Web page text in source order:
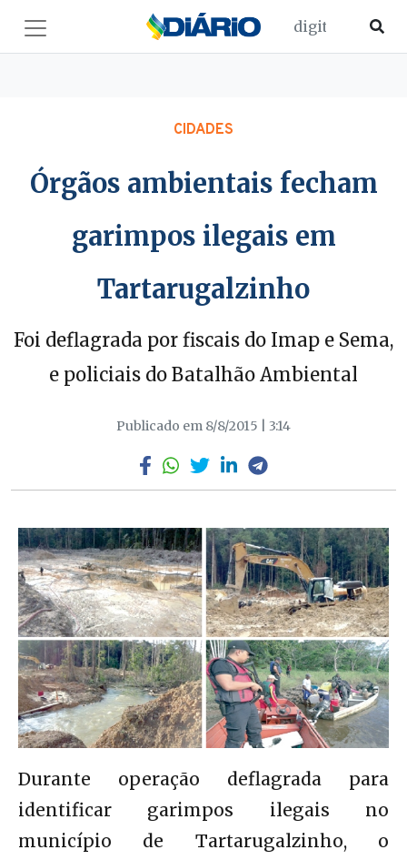
CIDADES
Órgãos ambientais fecham
garimpos ilegais em
Tartarugalzinho
Foi deflagrada por fiscais do Imap e Sema,
e policiais do Batalhão Ambiental
Publicado em 8/8/2015 | 3:14
Durante operação deflagrada para
identificar garimpos ilegais no
município de Tartarugalzinho, o